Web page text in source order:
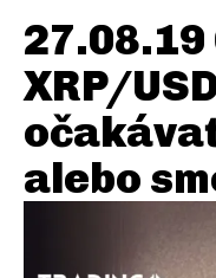
27.08.19
XRP/
alebo